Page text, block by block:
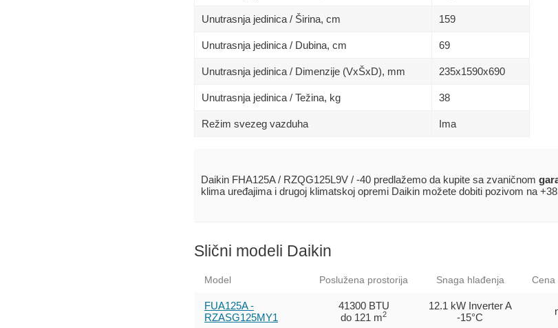
Unutrasnja jedinica / Širina, сm 159
Unutrasnja jedinica / Dubina, сm 69
Unutrasnja jedinica / Dimenzije (VxŠxD), mm 235х1590х690
Unutrasnja jedinica / Težina, kg 38
Režim svezeg vazduha Ima
Daikin FHA125A / RZQG125L9V / -40 predlažemo da kupite sa zvaničnom
klima uređajima i drugoj klimatskoj opremi Daikin možete dobiti pozivom na
Slični modeli Daikin
Model Poslužena prostorija Snaga hlađenja Cena
FUA125A -
RZASG125MY1
41300 BTU
do 121 m2
12.1 kW InverterA
-15°C